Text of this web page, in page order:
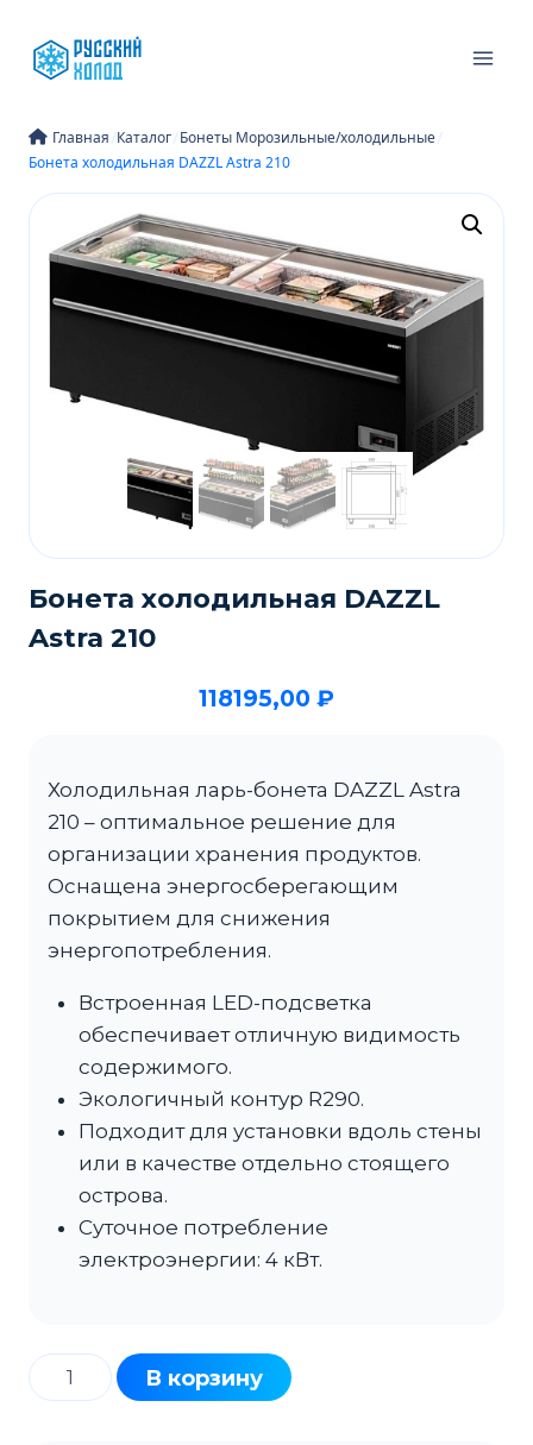
содержимому
Главная/Каталог/Бонеты Морозильные/холодильные/
Бонета холодильная DAZZL Astra 210
Бонета холодильная DAZZL
Astra 210
118195,00 ₽
Холодильная ларь-бонета DAZZL Astra
210 – оптимальное решение для
организации хранения продуктов.
Оснащена энергосберегающим
покрытием для снижения
энергопотребления.
Встроенная LED-подсветка
обеспечивает отличную видимость
содержимого.
Экологичный контур R290.
Подходит для установки вдоль стены
или в качестве отдельно стоящего
острова.
Суточное потребление
электроэнергии: 4 кВт.
Количество
товара
В корзину